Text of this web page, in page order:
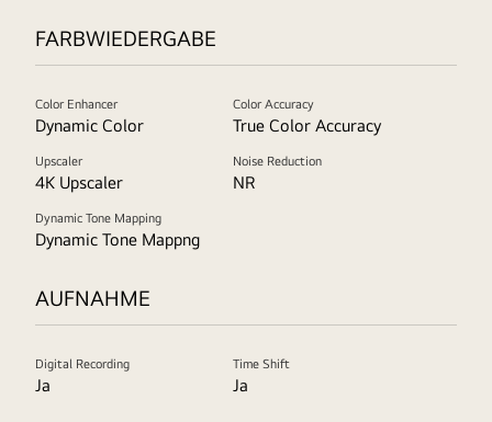
FARBWIEDERGABE
Color Enhancer
Dynamic Color
Color Accuracy
True Color Accuracy
Upscaler
4K Upscaler
Noise Reduction
NR
Dynamic Tone Mapping
Dynamic Tone Mappng
AUFNAHME
Digital Recording
Ja
Time Shift
Ja